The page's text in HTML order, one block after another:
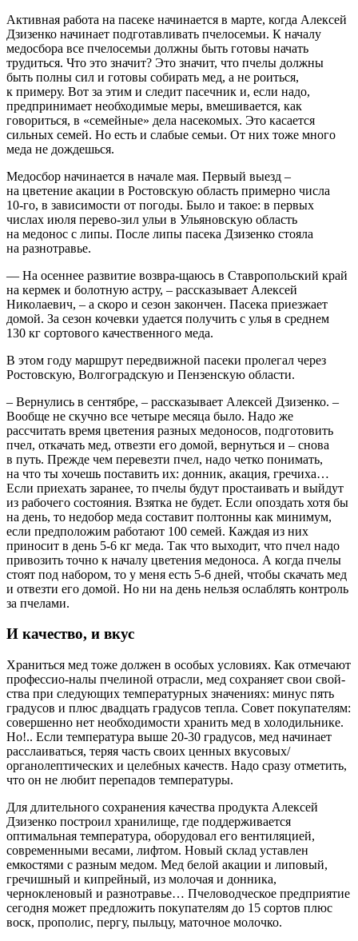
Активная работа на пасеке начинается в марте, когда Алексей
Дзизенко начинает подготавливать пчелосемьи. К началу
медосбора все пчелосемьи должны быть готовы начать
трудиться. Что это значит? Это значит, что пчелы должны
быть полны сил и готовы собирать мед, а не роиться,
к примеру. Вот за этим и следит пасечник и, если надо,
предпринимает необходимые меры, вмешивается, как
говориться, в «семейные» дела насекомых. Это касается
сильных семей. Но есть и слабые семьи. От них тоже много
меда не дождешься.
Медосбор начинается в начале мая. Первый выезд – ​
на цветение акации в Ростовскую область примерно числа
10‑го, в зависимости от погоды. Было и такое: в первых
числах июля перево-зил ульи в Ульяновскую область
на медонос с липы. После липы пасека Дзизенко стояла
на разнотравье.
— На осеннее развитие возвра-щаюсь в Ставропольский край
на кермек и болотную астру, – ​рассказывает Алексей
Николаевич, – ​а скоро и сезон закончен. Пасека приезжает
домой. За сезон кочевки удается получить с улья в среднем
130 кг сортового качественного меда.
В этом году маршрут передвижной пасеки пролегал через
Ростовскую, Волгоградскую и Пензенскую области.
– Вернулись в сентябре, – ​рассказывает Алексей Дзизенко. – ​
Вообще не скучно все четыре месяца было. Надо же
рассчитать время цветения разных медоносов, подготовить
пчел, откачать мед, отвезти его домой, вернуться и – ​снова
в путь. Прежде чем перевезти пчел, надо четко понимать,
на что ты хочешь поставить их: донник, акация, гречиха…
Если приехать заранее, то пчелы будут простаивать и выйдут
из рабочего состояния. Взятка не будет. Если опоздать хотя бы
на день, то недобор меда составит полтонны как минимум,
если предположим работают 100 семей. Каждая из них
приносит в день 5‑6 кг меда. Так что выходит, что пчел надо
привозить точно к началу цветения медоноса. А когда пчелы
стоят под набором, то у меня есть 5‑6 дней, чтобы скачать мед
и отвезти его домой. Но ни на день нельзя ослаблять контроль
за пчелами.
И качество, и вкус
Храниться мед тоже должен в особых условиях. Как отмечают
профессио-налы пчелиной отрасли, мед сохраняет свои свой-
ства при следующих температурных значениях: минус пять
градусов и плюс двадцать градусов тепла. Совет покупателям:
совершенно нет необходимости хранить мед в холодильнике.
Но!.. Если температура выше 20‑30 градусов, мед начинает
расслаиваться, теряя часть своих ценных вкусовых/
органолептических и целебных качеств. Надо сразу отметить,
что он не любит перепадов температуры.
Для длительного сохранения качества продукта Алексей
Дзизенко построил хранилище, где поддерживается
оптимальная температура, оборудовал его вентиляцией,
современными весами, лифтом. Новый склад уставлен
емкостями с разным медом. Мед белой акации и липовый,
гречишный и кипрейный, из молочая и донника,
чернокленовый и разнотравье… Пчеловодческое предприятие
сегодня может предложить покупателям до 15 сортов плюс
воск, прополис, пергу, пыльцу, маточное молочко.